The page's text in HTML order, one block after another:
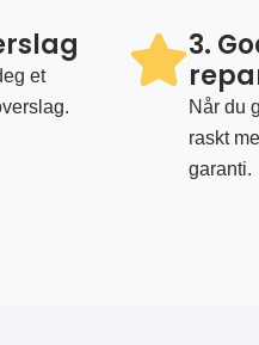
et
3.
Når du
raskt
garanti.